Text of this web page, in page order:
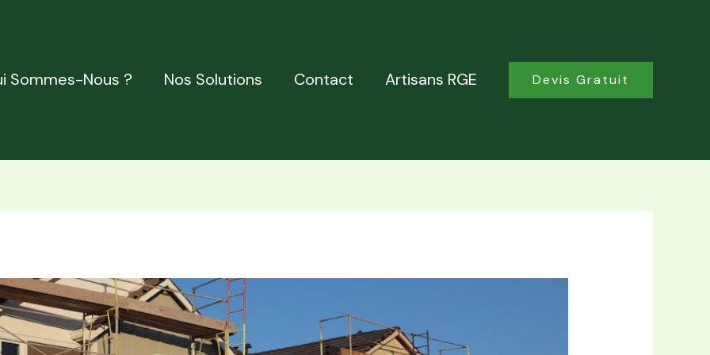
Sommes-Nous ? Nos Solutions Contact Artisans RGE Devis Gratuit